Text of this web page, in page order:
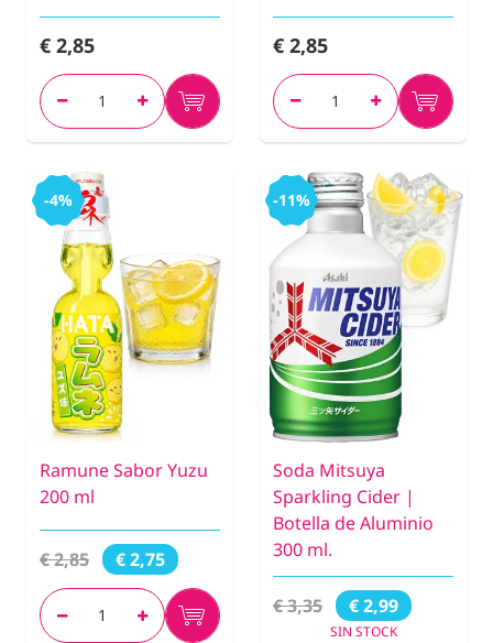
€ 2,85 € 2,85
-4%
Ramune Sabor Yuzu
200 ml
€ 2,85 € 2,75
-11%
Soda Mitsuya
Sparkling Cider |
Botella de Aluminio
300 ml.
€ 3,35 € 2,99
SIN STOCK